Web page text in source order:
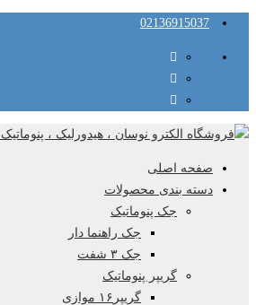
02136915037
صفحه اصلی
دسته بندی محصولات
جک پنوماتیک
جک راهنما دار
جک ۳ شفت
گریپر پنوماتیک
گریپر۱۶ موازی